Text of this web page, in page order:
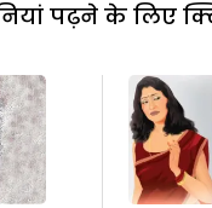
पढ़ने के लिए